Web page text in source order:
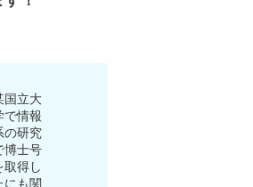
国立大
で情報
の研究
博士号
取得し
にも関